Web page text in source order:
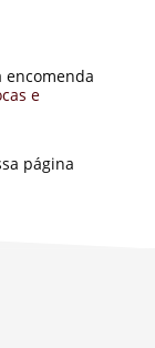
encomenda
e
página